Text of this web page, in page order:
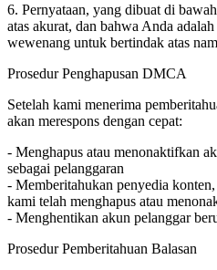
6. Pernyataan, yang dibuat di
atas akurat, dan bahwa Anda
wewenang untuk bertindak atas
Prosedur Penghapusan DMCA
Setelah kami menerima
akan merespons dengan cepat:
- Menghapus atau menonaktifkan
sebagai pelanggaran
- Memberitahukan penyedia
kami telah menghapus atau
- Menghentikan akun pelanggar
Prosedur Pemberitahuan Balasan